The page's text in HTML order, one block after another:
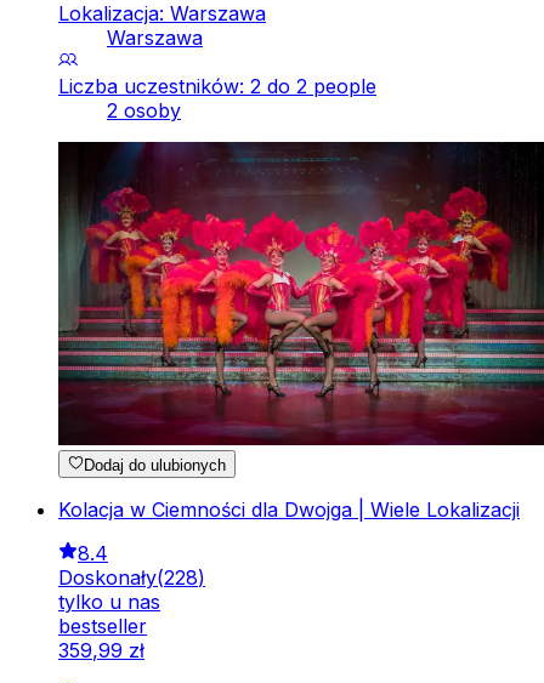
Lokalizacja: Warszawa
Warszawa
Liczba uczestników: 2 do 2 people
2 osoby
Dodaj do ulubionych
Kolacja w Ciemności dla Dwojga | Wiele Lokalizacji
8.4
Doskonały(228)
tylko u nas
bestseller
359,99 zł